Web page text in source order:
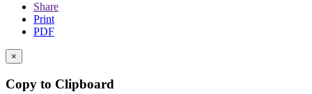
Share
Print
PDF
×
Copy to Clipboard